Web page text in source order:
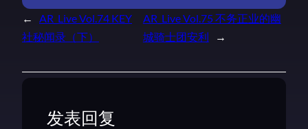
←
AR_Live Vol.74 KEY
社秘闻录（下）
AR_Live Vol.75 不务正业的幽
城骑士团安利
→
发表回复